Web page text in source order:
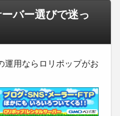
バー選びで迷っ
運用ならロリポップがお